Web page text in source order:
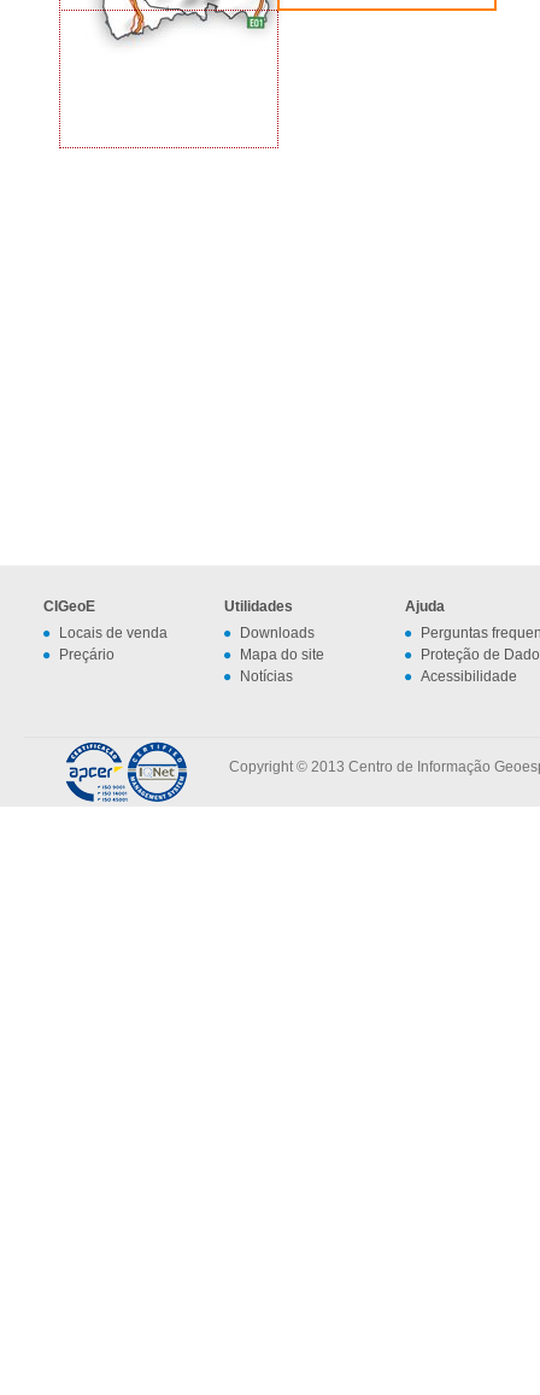
CIGeoE
Locais de venda
Preçário
Utilidades
Downloads
Mapa do site
Notícias
Ajuda
Perguntas
Proteção de
Acessibilidade
Copyright © 2013 Centro de Informação